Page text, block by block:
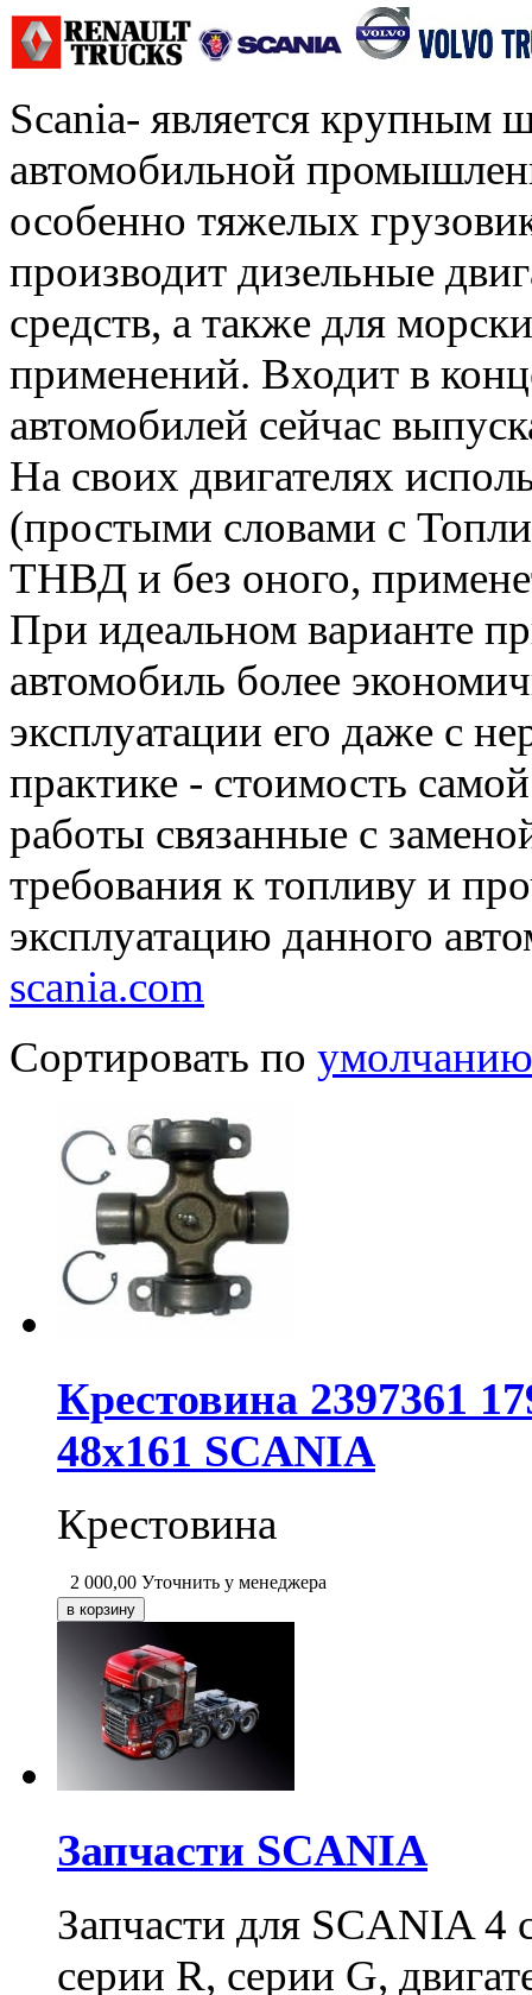
Scania- является крупным
автомобильной
особенно тяжелых
производит дизельные
средств, а также для
применений. Входит в
автомобилей сейчас
На своих двигателях
(простыми словами с
ТНВД и без оного,
При идеальном варианте
автомобиль более
эксплуатации его даже с
практике - стоимость
работы связанные с
требования к топливу и
эксплуатацию данного
scania.com
Сортировать по умолчанию
Крестовина 2397361
48х161 SCANIA
Крестовина
2 000,00 Уточнить у менеджера
Запчасти SCANIA
Запчасти для SCANIA 4
серии R, серии G,